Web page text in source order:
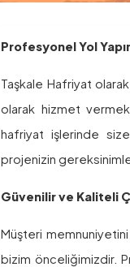
Profesyonel Yol
Taşkale Hafriyat
olarak hizmet
hafriyat işlerinde size
projenizin
Güvenilir ve Kaliteli
Müşteri
bizim önceliğimizdir.